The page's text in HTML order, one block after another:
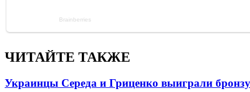
ЧИТАЙТЕ ТАКЖЕ
Украинцы Середа и Гриценко выиграли